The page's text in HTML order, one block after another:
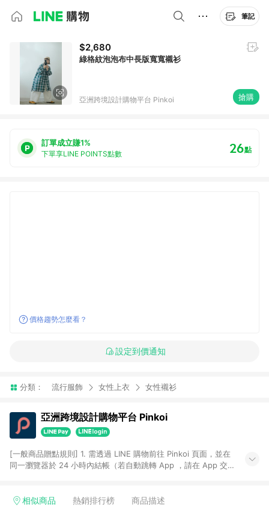
筆記
$2,680
綠格紋泡泡布中長版寬寬襯衫
亞洲跨境設計購物平台 Pinkoi 搶購
訂單成立賺1%
下單享LINE POINTS點數 26點
價格趨勢怎麼看？
設定到價通知
分類： 流行服飾 女性上衣 女性襯衫
亞洲跨境設計購物平台 Pinkoi
[一般商品贈點規則] 1. 需透過 LINE 購物前往 Pinkoi 頁面，並在
同一瀏覽器於 24 小時內結帳（若自動跳轉 App ，請在 App 交
回饋訂單不得享有 Pinkoi 站方優惠，例如首購優惠，P coins，
相似商品 熱銷排行榜 商品描述